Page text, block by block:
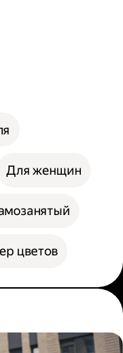
Для женщин
цветов